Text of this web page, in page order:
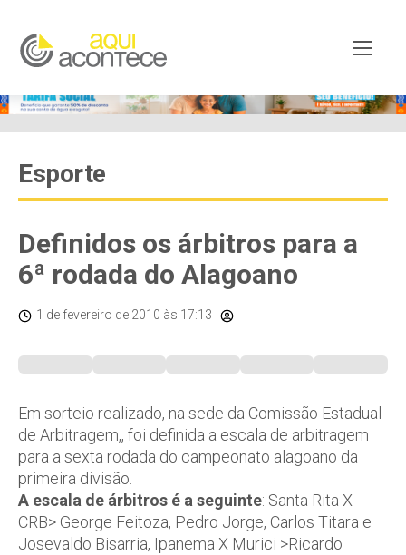
Esporte
Definidos os árbitros para a
6ª rodada do Alagoano
1 de fevereiro de 2010 às 17:13
Em sorteio realizado, na sede da Comissão Estadual
de Arbitragem,, foi definida a escala de arbitragem
para a sexta rodada do campeonato alagoano da
primeira divisão.
A escala de árbitros é a seguinte: Santa Rita X
CRB> George Feitoza, Pedro Jorge, Carlos Titara e
Josevaldo Bisarria, Ipanema X Murici >Ricardo